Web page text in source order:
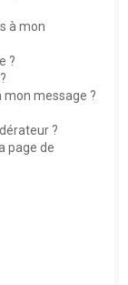
à mon
?
mon message ?
?
page de